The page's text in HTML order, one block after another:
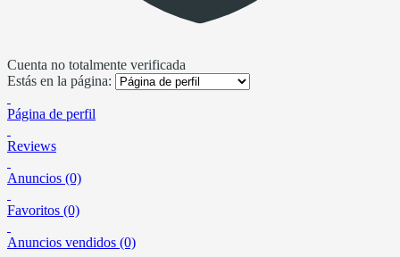
Cuenta no totalmente verificada
Estás en la página:
Página de perfil
Reviews
Anuncios (0)
Favoritos (0)
Anuncios vendidos (0)